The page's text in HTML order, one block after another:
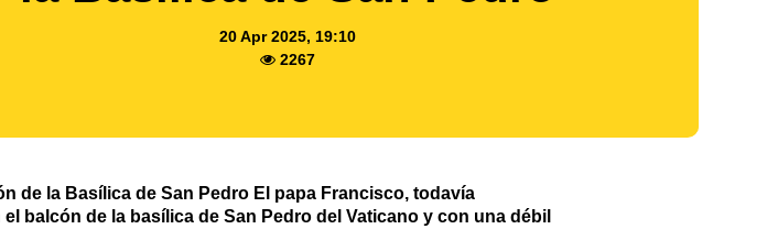
20 Apr 2025, 19:10
2267
de la Basílica de San Pedro El papa Francisco, todavía
balcón de la basílica de San Pedro del Vaticano y con una débil